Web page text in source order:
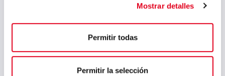
Mostrar detalles
Permitir todas
Permitir la selección
julio 2024